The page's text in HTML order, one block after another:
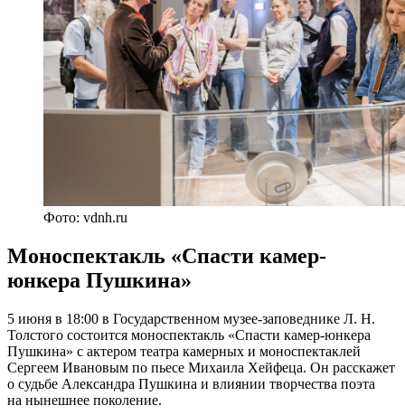
Фото: vdnh.ru
Моноспектакль «Спасти камер-
юнкера Пушкина»
5 июня в 18:00 в Государственном музее-заповеднике Л. Н.
Толстого состоится моноспектакль «Спасти камер-юнкера
Пушкина» с актером театра камерных и моноспектаклей
Сергеем Ивановым по пьесе Михаила Хейфеца. Он расскажет
о судьбе Александра Пушкина и влиянии творчества поэта
на нынешнее поколение.